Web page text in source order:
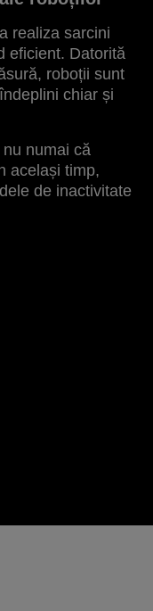
realiza sarcini
eficient. Datorită
roboții sunt
chiar și
numai că
același timp,
de inactivitate